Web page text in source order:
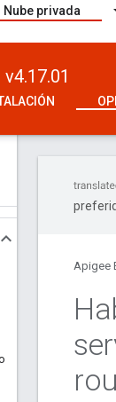
Nube privada
v4.17.01
Apigee